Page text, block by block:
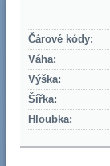
Čárové kódy:
Váha:
Výška:
Šířka:
Hloubka: